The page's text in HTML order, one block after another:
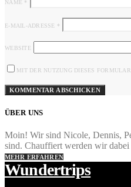
NAME *
E-MAIL-ADRESSE *
WEBSITE
MIT DER NUTZUNG DIESES
ÜBER UNS
Moin! Wir sind Nicole, Dennis,
sind. Chauffiert werden wir
MEHR ERFAHREN
Wundertrips